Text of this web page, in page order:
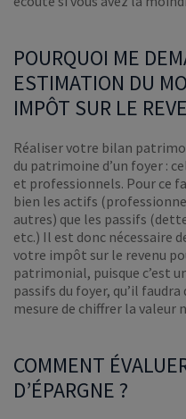
POURQUOI ME
ESTIMATION DU
IMPÔT SUR LE
Réaliser votre bilan
du patrimoine d’un foyer :
et professionnels. Pour ce
bien les actifs
autres) que les passifs
etc.) Il est donc nécessaire
votre impôt sur le revenu
patrimonial, puisque c’est
passifs du foyer, qu’il
mesure de chiffrer la
COMMENT
D’ÉPARGNE ?